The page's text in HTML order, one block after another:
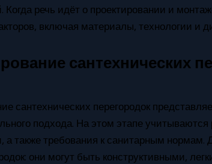
Когда речь идёт о проектировании и
включая материалы, технологии и
сантехнических
сантехнических перегородок
подхода. На этом этапе
а также требования к санитарным нормам.
они могут быть конструктивными,